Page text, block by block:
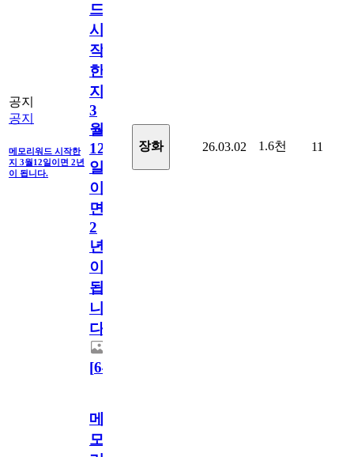
공지
공지
메모리워드 시작한
지 3월12일이면 2년
이 됩니다.
드
시
작
한
지
3
월
12
일
이
면
2
년
이
됩
니
다.
[64
장화 26.03.02 1.6천 11
메
모